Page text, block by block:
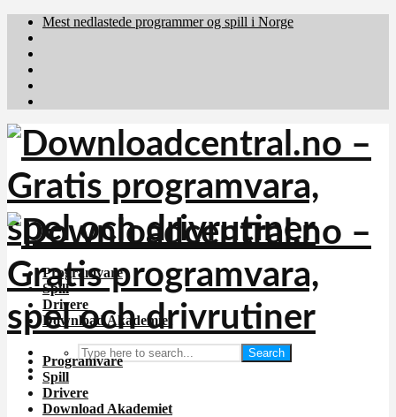
Mest nedlastede programmer og spill i Norge
Programvare
Spill
Drivere
Download Akademiet
Search
Programvare
Spill
Drivere
Download Akademiet